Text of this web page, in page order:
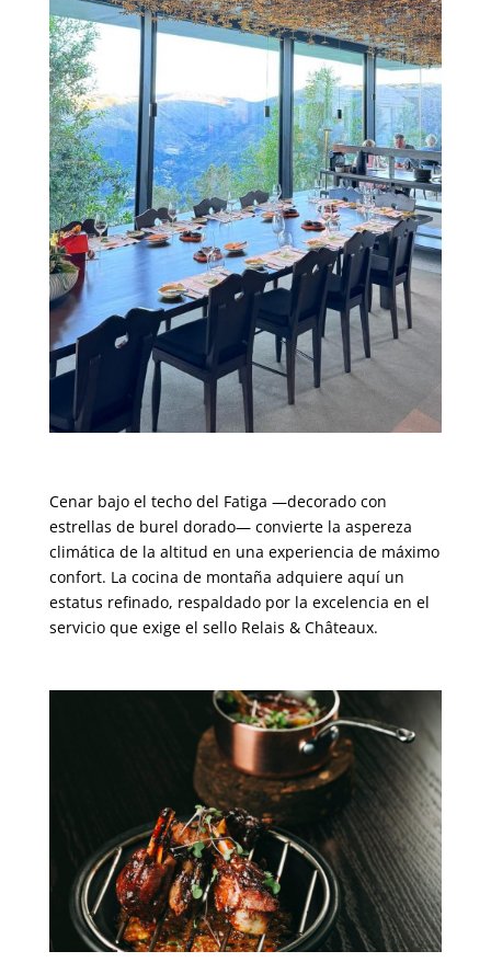
Cenar bajo el techo del Fatiga —decorado con
estrellas de burel dorado— convierte la aspereza
climática de la altitud en una experiencia de máximo
confort. La cocina de montaña adquiere aquí un
estatus refinado, respaldado por la excelencia en el
servicio que exige el sello Relais & Châteaux.